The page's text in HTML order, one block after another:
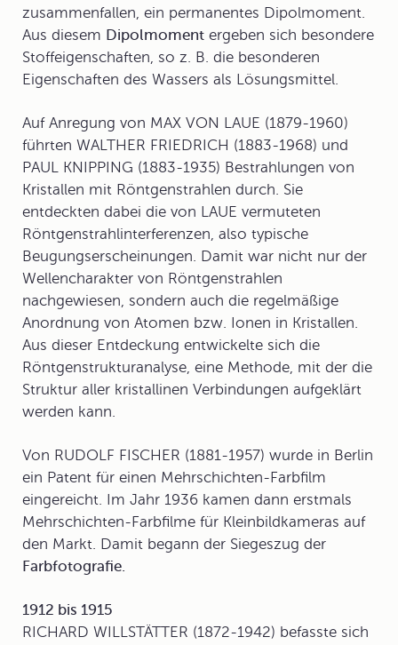
zusammenfallen, ein permanentes Dipolmoment.
Aus diesem Dipolmoment ergeben sich besondere
Stoffeigenschaften, so z. B. die besonderen
Eigenschaften des Wassers als Lösungsmittel.
Auf Anregung von MAX VON LAUE (1879-1960)
führten WALTHER FRIEDRICH (1883-1968) und
PAUL KNIPPING (1883-1935) Bestrahlungen von
Kristallen mit Röntgenstrahlen durch. Sie
entdeckten dabei die von LAUE vermuteten
Röntgenstrahlinterferenzen, also typische
Beugungserscheinungen. Damit war nicht nur der
Wellencharakter von Röntgenstrahlen
nachgewiesen, sondern auch die regelmäßige
Anordnung von Atomen bzw. Ionen in Kristallen.
Aus dieser Entdeckung entwickelte sich die
Röntgenstrukturanalyse, eine Methode, mit der die
Struktur aller kristallinen Verbindungen aufgeklärt
werden kann.
Von RUDOLF FISCHER (1881-1957) wurde in Berlin
ein Patent für einen Mehrschichten-Farbfilm
eingereicht. Im Jahr 1936 kamen dann erstmals
Mehrschichten-Farbfilme für Kleinbildkameras auf
den Markt. Damit begann der Siegeszug der
Farbfotografie.
1912 bis 1915
RICHARD WILLSTÄTTER (1872-1942) befasste sich